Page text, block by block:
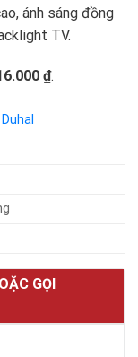
ánh sáng đồng
TV.
₫.
GỌI